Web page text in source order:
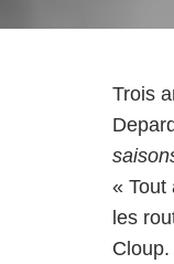
Trois
« Tout
les